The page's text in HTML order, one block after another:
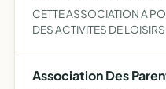
CETTE ASSOCIATION A
DES ACTIVITES DE
Association Des